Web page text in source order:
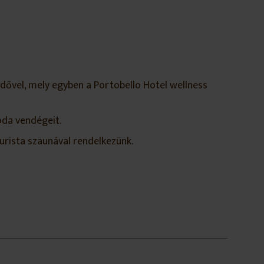
mely egyben a Portobello Hotel wellness
vendégeit.
szaunával rendelkezünk.